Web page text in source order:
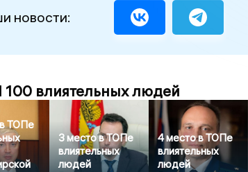
новости:
влиятельных людей
ТОПе
3 место в ТОПе
влиятельных
людей
4 место в ТОПе
влиятельных
людей